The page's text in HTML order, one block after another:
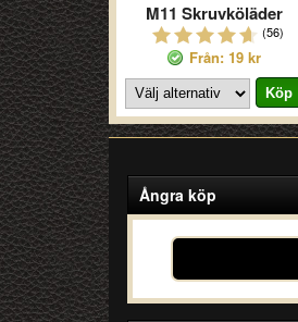
M11 Skruvköläder
(56)
Från: 19 kr
Ångra köp